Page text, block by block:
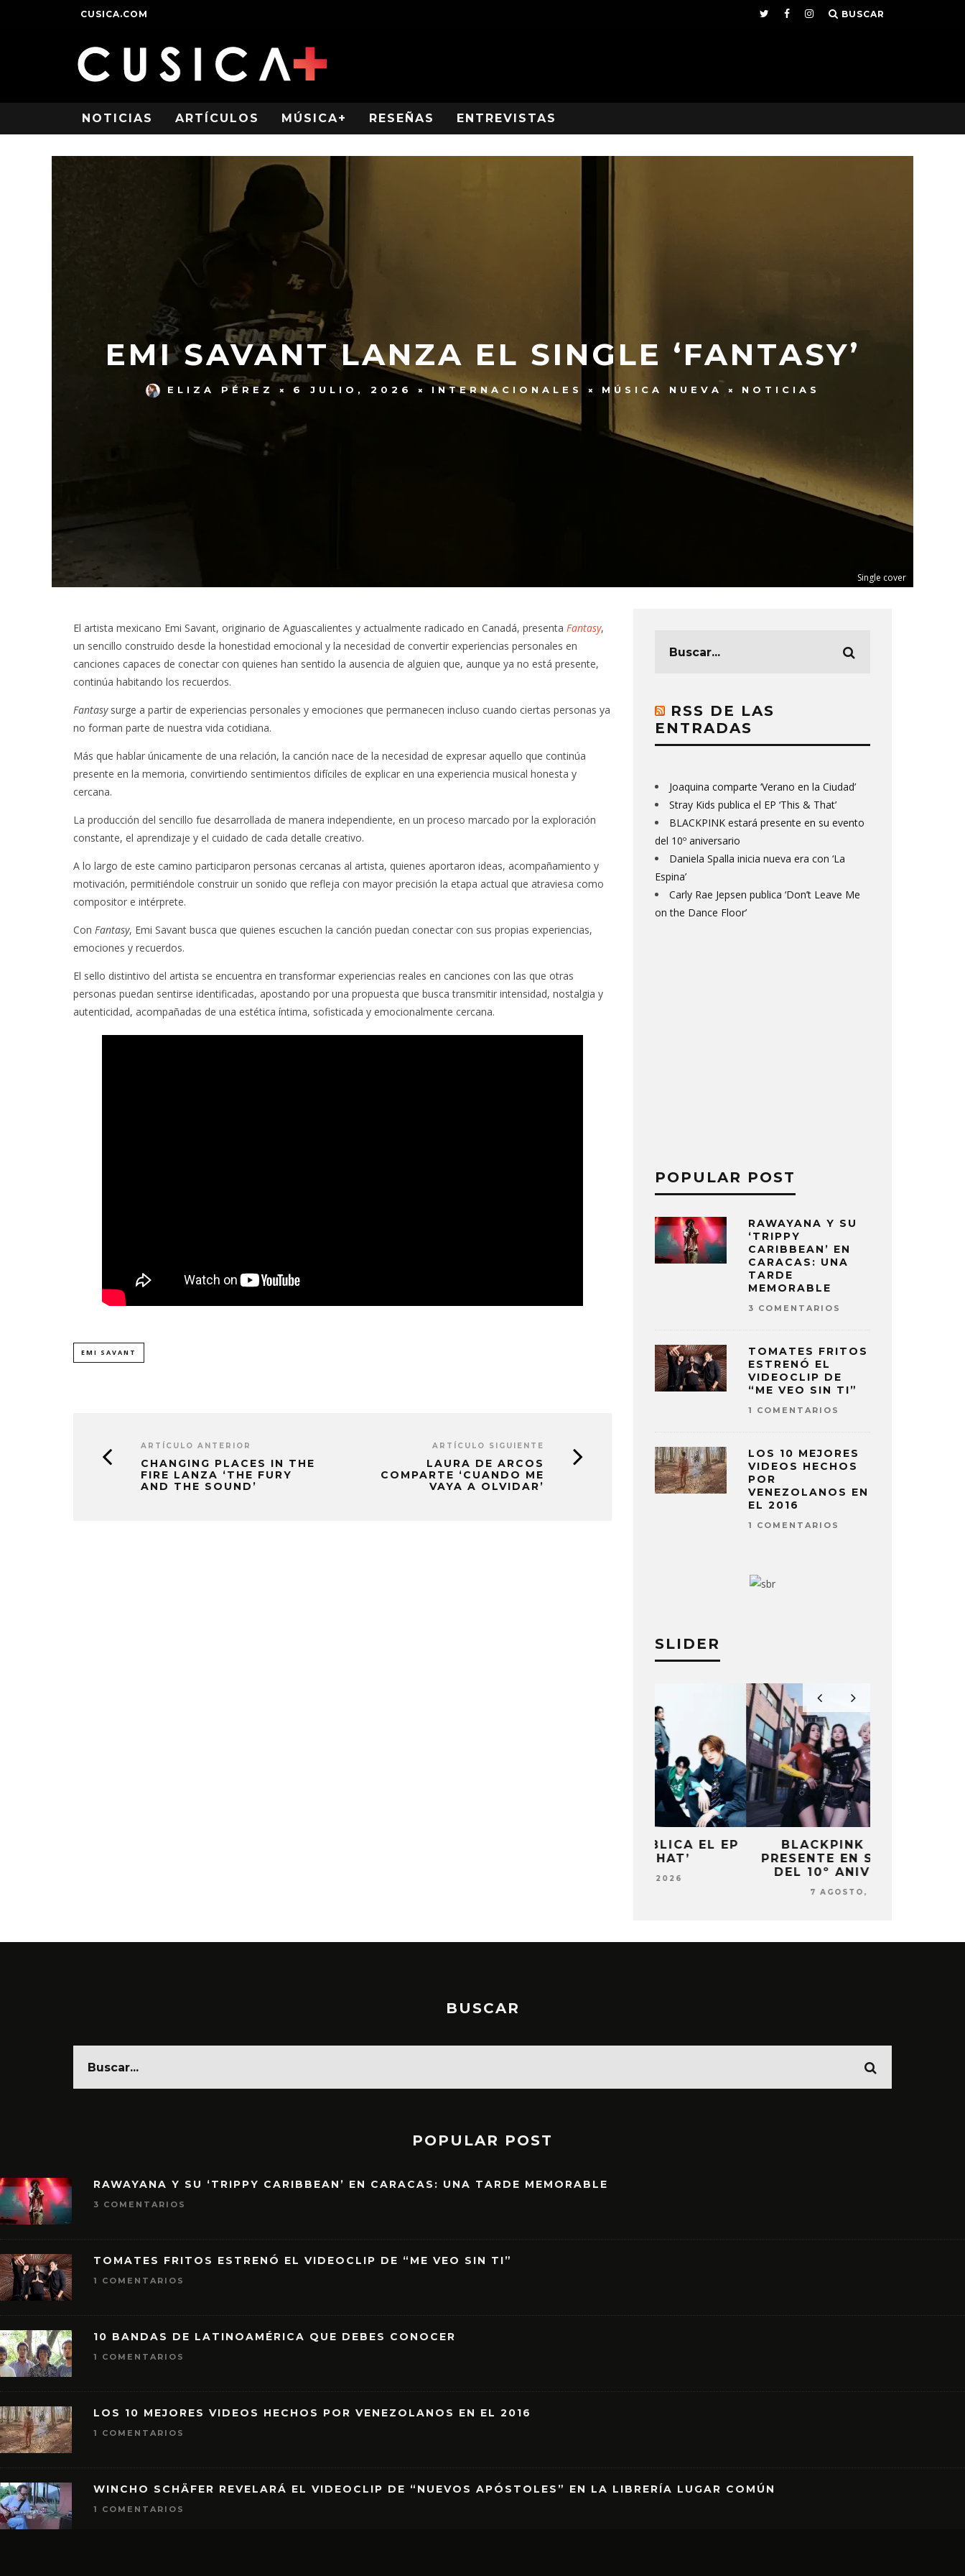
CUSICA.COM BUSCAR
NOTICIAS ARTÍCULOS MÚSICA+ RESEÑAS ENTREVISTAS
EMI SAVANT LANZA EL SINGLE ‘FANTASY’
ELIZA PÉREZ 6 JULIO, 2026 INTERNACIONALES MÚSICA NUEVA NOTICIAS
Single cover
El artista mexicano Emi Savant, originario de Aguascalientes y actualmente radicado en Canadá, presenta Fantasy,
un sencillo construido desde la honestidad emocional y la necesidad de convertir experiencias personales en
canciones capaces de conectar con quienes han sentido la ausencia de alguien que, aunque ya no está presente,
continúa habitando los recuerdos.
Fantasy surge a partir de experiencias personales y emociones que permanecen incluso cuando ciertas personas ya
no forman parte de nuestra vida cotidiana.
Más que hablar únicamente de una relación, la canción nace de la necesidad de expresar aquello que continúa
presente en la memoria, convirtiendo sentimientos difíciles de explicar en una experiencia musical honesta y
cercana.
La producción del sencillo fue desarrollada de manera independiente, en un proceso marcado por la exploración
constante, el aprendizaje y el cuidado de cada detalle creativo.
A lo largo de este camino participaron personas cercanas al artista, quienes aportaron ideas, acompañamiento y
motivación, permitiéndole construir un sonido que refleja con mayor precisión la etapa actual que atraviesa como
compositor e intérprete.
Con Fantasy, Emi Savant busca que quienes escuchen la canción puedan conectar con sus propias experiencias,
emociones y recuerdos.
El sello distintivo del artista se encuentra en transformar experiencias reales en canciones con las que otras
personas puedan sentirse identificadas, apostando por una propuesta que busca transmitir intensidad, nostalgia y
autenticidad, acompañadas de una estética íntima, sofisticada y emocionalmente cercana.
EMI SAVANT
ARTÍCULO ANTERIOR
CHANGING PLACES IN THE
FIRE LANZA ‘THE FURY
AND THE SOUND’
ARTÍCULO SIGUIENTE
LAURA DE ARCOS
COMPARTE ‘CUANDO ME
VAYA A OLVIDAR’
RSS DE LAS
ENTRADAS
Joaquina comparte ‘Verano en la Ciudad’
Stray Kids publica el EP ‘This & That’
BLACKPINK estará presente en su evento
del 10º aniversario
Daniela Spalla inicia nueva era con ‘La
Espina’
Carly Rae Jepsen publica ‘Don’t Leave Me
on the Dance Floor’
POPULAR POST
RAWAYANA Y SU
‘TRIPPY
CARIBBEAN’ EN
CARACAS: UNA
TARDE
MEMORABLE
3 COMENTARIOS
TOMATES FRITOS
ESTRENÓ EL
VIDEOCLIP DE
“ME VEO SIN TI”
1 COMENTARIOS
LOS 10 MEJORES
VIDEOS HECHOS
POR
VENEZOLANOS EN
EL 2016
1 COMENTARIOS
SLIDER
BLACKPINK ESTARÁ
PRESENTE EN SU EVENTO
DEL 10º ANIVERSARIO
BUSCAR
POPULAR POST
RAWAYANA Y SU ‘TRIPPY CARIBBEAN’ EN CARACAS: UNA TARDE MEMORABLE
3 COMENTARIOS
TOMATES FRITOS ESTRENÓ EL VIDEOCLIP DE “ME VEO SIN TI”
1 COMENTARIOS
10 BANDAS DE LATINOAMÉRICA QUE DEBES CONOCER
1 COMENTARIOS
LOS 10 MEJORES VIDEOS HECHOS POR VENEZOLANOS EN EL 2016
1 COMENTARIOS
WINCHO SCHÄFER REVELARÁ EL VIDEOCLIP DE “NUEVOS APÓSTOLES” EN LA LIBRERÍA LUGAR COMÚN
1 COMENTARIOS